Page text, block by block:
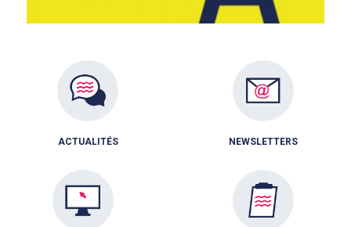
ACTUALITÉS NEWSLETTERS